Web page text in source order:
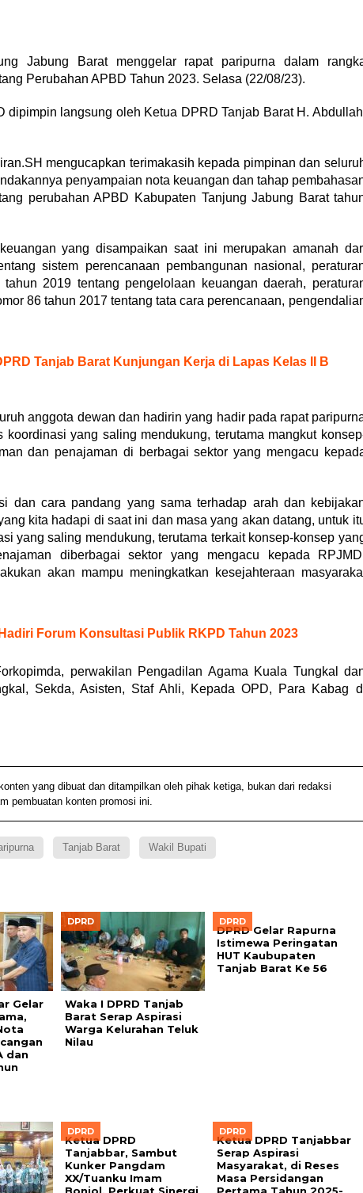
Jabung Barat menggelar rapat paripurna dalam
Perubahan APBD Tahun 2023. Selasa (22/08/23).
dipimpin langsung oleh Ketua DPRD Tanjab Barat H.
mengucapkan terimakasih kepada pimpinan dan
penyampaian nota keuangan dan tahap
perubahan APBD Kabupaten Tanjung Jabung Barat
yang disampaikan saat ini merupakan amanah
sistem perencanaan pembangunan nasional,
2019 tentang pengelolaan keuangan daerah,
86 tahun 2017 tentang tata cara perencanaan,
Tanjab Barat Kunjungan Kerja di Lapas Kelas II B
anggota dewan dan hadirin yang hadir pada rapat
yang saling mendukung, terutama mangkut
dan penajaman di berbagai sektor yang mengacu
dan cara pandang yang sama terhadap arah dan
kita hadapi di saat ini dan masa yang akan datang, untuk
yang saling mendukung, terutama terkait konsep-konsep
diberbagai sektor yang mengacu kepada
akan mampu meningkatkan kesejahteraan
Forum Konsultasi Publik RKPD Tahun 2023
perwakilan Pengadilan Agama Kuala Tungkal
Sekda, Asisten, Staf Ahli, Kepada OPD, Para Kabag
yang dibuat dan ditampilkan oleh pihak ketiga, bukan dari redaksi
pembuatan konten promosi ini.
Tanjab Barat Wakil Bupati
Gelar
dan
DPRD
Waka I DPRD Tanjab
Barat Serap Aspirasi
Warga Kelurahan Teluk
Nilau
DPRD
DPRD Gelar Rapurna
Istimewa Peringatan
HUT Kaubupaten
Tanjab Barat Ke 56
DPRD
Ketua DPRD
Tanjabbar, Sambut
Kunker Pangdam
XX/Tuanku Imam
Bonjol, Perkuat Sinergi
DPRD
Ketua DPRD Tanjabbar
Serap Aspirasi
Masyarakat, di Reses
Masa Persidangan
Pertama Tahun 2025-